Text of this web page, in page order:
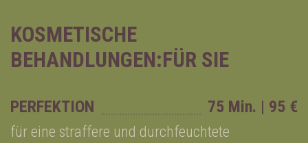
KOSMETISCHE
BEHANDLUNGEN:FÜR SIE
PERFEKTION 75 Min. | 95 €
für eine straffere und durchfeuchtete